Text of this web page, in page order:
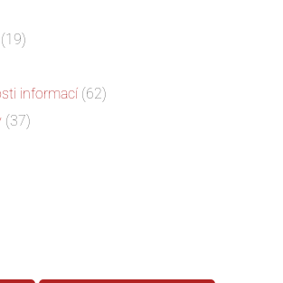
(19)
informací (62)
(37)